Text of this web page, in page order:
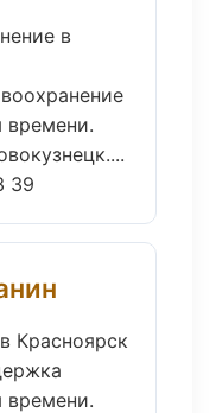
в
времени.
39
Красноярск
времени.